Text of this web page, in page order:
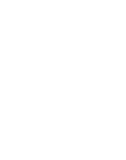
mellem
og klausul 4
vil klausul 4
ikke give andre
bedrageriske